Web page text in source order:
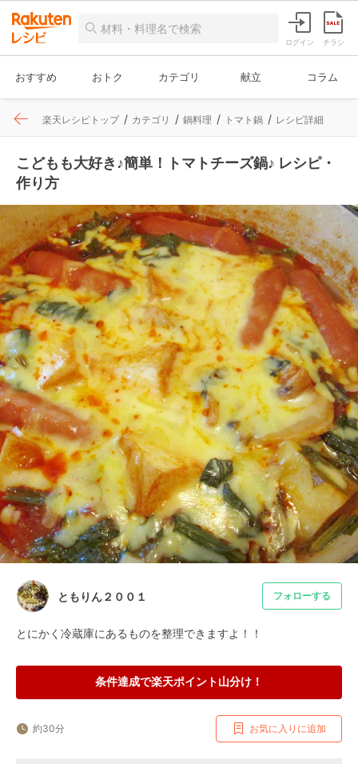
ログイン チラシ
おすすめ おトク カテゴリ 献立 コラム
楽天レシピトップ カテゴリ 鍋料理 トマト鍋 レシピ詳細
こどもも大好き♪簡単！トマトチーズ鍋♪ レシピ・
作り方
ともりん２００１ フォローする
とにかく冷蔵庫にあるものを整理できますよ！！
条件達成で楽天ポイント山分け！
約30分 お気に入りに追加